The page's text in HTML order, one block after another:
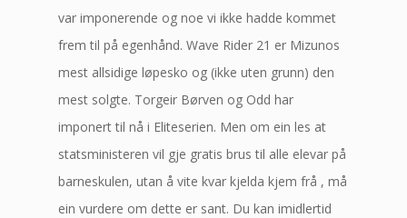
var imponerende og noe vi ikke hadde kommet
frem til på egenhånd. Wave Rider 21 er Mizunos
mest allsidige løpesko og (ikke uten grunn) den
mest solgte. Torgeir Børven og Odd har
imponert til nå i Eliteserien. Men om ein les at
statsministeren vil gje gratis brus til alle elevar på
barneskulen, utan å vite kvar kjelda kjem frå , må
ein vurdere om dette er sant. Du kan imidlertid